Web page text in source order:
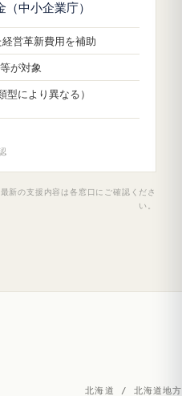
中小企業庁）
営革新費用を補助
が対象
により異なる）
新の支援内容は各窓口にご確認くださ
い。
北海道 / 北海道地方